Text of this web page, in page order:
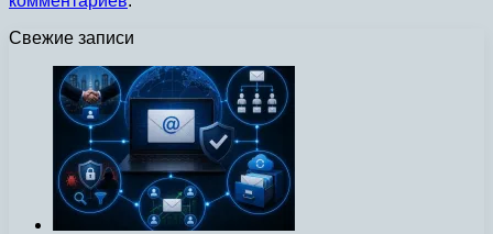
Свежие записи